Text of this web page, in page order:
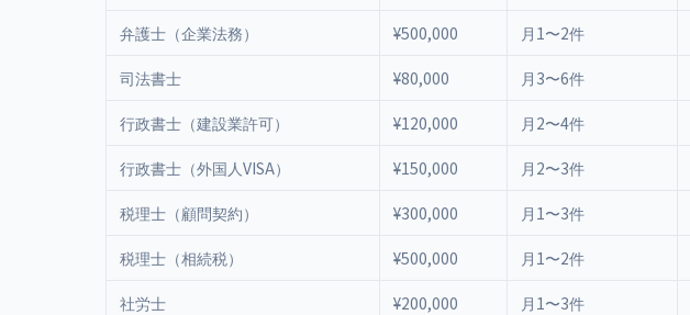
弁護士（企業法務） ¥500,000 月1〜2件
司法書士 ¥80,000 月3〜6件
行政書士（建設業許可） ¥120,000 月2〜4件
行政書士（外国人VISA） ¥150,000 月2〜3件
税理士（顧問契約） ¥300,000 月1〜3件
税理士（相続税） ¥500,000 月1〜2件
社労士 ¥200,000 月1〜3件